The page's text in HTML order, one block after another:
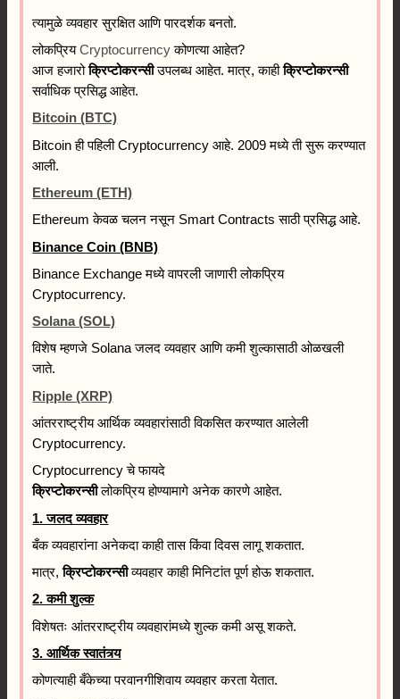
त्यामुळे व्यवहार सुरक्षित आणि पारदर्शक बनतो.
लोकप्रियCryptocurrencyकोणत्या आहेत?
आज हजारोक्रिप्टोकरन्सीउपलब्ध आहेत. मात्र, काहीक्रिप्टोकरन्सी
सर्वाधिक प्रसिद्ध आहेत.
Bitcoin (BTC)
Bitcoin ही पहिली Cryptocurrency आहे. 2009 मध्ये ती सुरू करण्यात
आली.
Ethereum (ETH)
Ethereum केवळ चलन नसून Smart Contracts साठी प्रसिद्ध आहे.
Binance Coin (BNB)
Binance Exchange मध्ये वापरली जाणारी लोकप्रिय
Cryptocurrency.
Solana (SOL)
विशेष म्हणजे Solana जलद व्यवहार आणि कमी शुल्कासाठी ओळखली
जाते.
Ripple (XRP)
आंतरराष्ट्रीय आर्थिक व्यवहारांसाठी विकसित करण्यात आलेली
Cryptocurrency.
Cryptocurrency चे फायदे
क्रिप्टोकरन्सीलोकप्रिय होण्यामागे अनेक कारणे आहेत.
1. जलद व्यवहार
बँक व्यवहारांना अनेकदा काही तास किंवा दिवस लागू शकतात.
मात्र,क्रिप्टोकरन्सीव्यवहार काही मिनिटांत पूर्ण होऊ शकतात.
2. कमी शुल्क
विशेषतः आंतरराष्ट्रीय व्यवहारांमध्ये शुल्क कमी असू शकते.
3. आर्थिक स्वातंत्र्य
कोणत्याही बँकेच्या परवानगीशिवाय व्यवहार करता येतात.